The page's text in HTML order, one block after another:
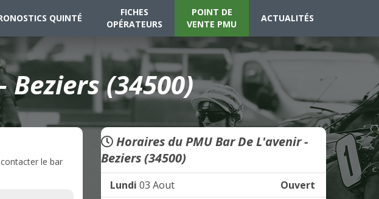
QUINTÉ
FICHES
OPÉRATEURS
POINT DE
VENTE PMU
ACTUALITÉS
Beziers (34500)
le bar
Horaires du PMU Bar De L'avenir -
Beziers (34500)
Lundi 03 Aout
Ouvert